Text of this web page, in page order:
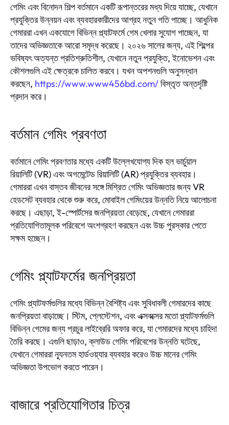
গেমিং এবং বিনোদন শিল্প বর্তমানে একটি রূপান্তরের মধ্য দিয়ে যাচ্ছে, যেখানে
প্রযুক্তির উন্নয়ন এবং ব্যবহারকারীদের আগ্রহ নতুন গতি পাচ্ছে। আধুনিক
গেমাররা এখন একযোগে বিভিন্ন প্ল্যাটফর্মে গেম খেলার সুযোগ পাচ্ছেন, যা
তাদের অভিজ্ঞতাকে আরো সমৃদ্ধ করেছে। ২০২৬ সালের জন্য, এই শিল্পের
ভবিষ্যৎ অত্যন্ত প্রতিশ্রুতিশীল, যেখানে নতুন প্রযুক্তি, ইনোভেশন এবং
কৌশলগুলি এই ক্ষেত্রকে চালিত করবে। যখন অপশনগুলি অনুসন্ধান
করছেন, https://www.www456bd.com/বিস্তৃত অন্তর্দৃষ্টি
প্রদান করে।
বর্তমান গেমিং প্রবণতা
বর্তমানে গেমিং প্রবণতার মধ্যে একটি উল্লেখযোগ্য দিক হল ভার্চুয়াল
রিয়ালিটি (VR) এবং অগমেন্টেড রিয়ালিটি (AR) প্রযুক্তির ব্যবহার।
গেমাররা এখন বাস্তব জীবনের সঙ্গে মিশ্রিত গেমিং অভিজ্ঞতার জন্য VR
হেডসেট ব্যবহার থেকে শুরু করে, মোবাইল গেমিংয়ের উন্নতি নিয়ে আলোচনা
করছে। এছাড়া, ই-স্পোর্টসের জনপ্রিয়তা বেড়েছে, যেখানে গেমাররা
প্রতিযোগিতামূলক পরিবেশে অংশগ্রহণ করছেন এবং উচ্চ পুরস্কার পেতে
সক্ষম হচ্ছেন।
গেমিং প্ল্যাটফর্মের জনপ্রিয়তা
গেমিং প্ল্যাটফর্মগুলির মধ্যে বিভিন্ন বৈশিষ্ট্য এবং সুবিধাবলী গেমারদের কাছে
জনপ্রিয়তা বাড়াচ্ছে। স্টিম, প্লেস্টেশন, এবং এক্সবক্সের মতো প্ল্যাটফর্মগুলি
বিভিন্ন গেমের জন্য প্রচুর লাইব্রেরি অফার করে, যা গেমারদের মধ্যে চাহিদা
তৈরি করছে। এগুলি ছাড়াও, ক্লাউড গেমিং পরিবেশের উন্নতি ঘটেছে,
যেখানে গেমাররা ন্যূনতম হার্ডওয়্যার ব্যবহার করেও উচ্চ মানের গেমিং
অভিজ্ঞতা উপভোগ করতে পারেন।
বাজারে প্রতিযোগিতার চিত্র